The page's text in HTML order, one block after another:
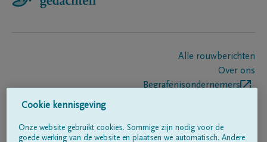
Alle rouwberichten
Over ons
Begrafenisondernemers
Cookie kennisgeving
Onze website gebruikt cookies. Sommige zijn nodig voor de
goede werking van de website en plaatsen we automatisch. Andere